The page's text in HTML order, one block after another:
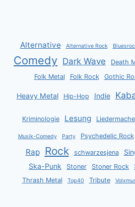
Alternative Alternative Rock
Comedy Dark Wave Death
Folk Metal
Folk Rock Gothic
Heavy Metal Hip-Hop Indie
Kriminologie Lesung
Musik-Comedy Party Psychedelic Rock
Rap Rock schwarzesjena
Ska-Punk Stoner Stoner Rock
Thrash Metal Top40 Tribute